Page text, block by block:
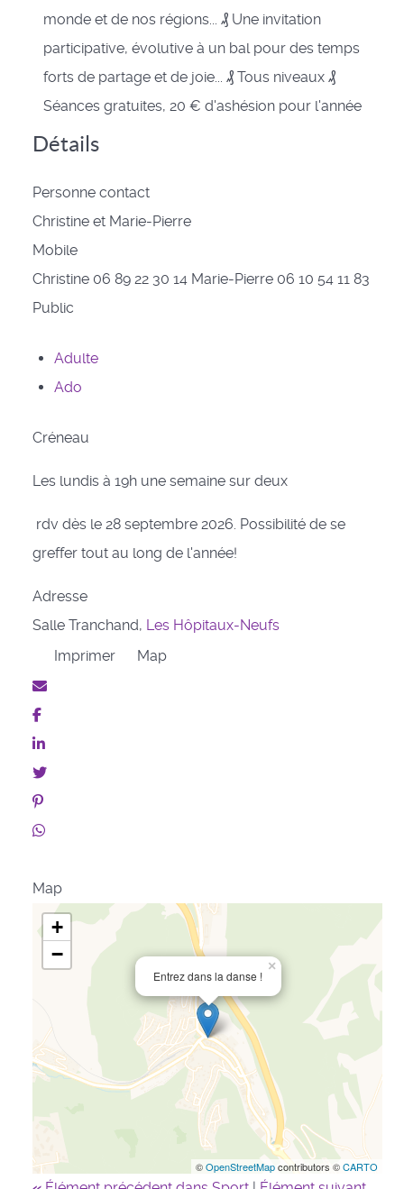
monde et de nos régions... ₰ Une invitation
participative, évolutive à un bal pour des temps
forts de partage et de joie... ₰ Tous niveaux ₰
Séances gratuites, 20 € d'ashésion pour l'année
Détails
Personne contact
Christine et Marie-Pierre
Mobile
Christine 06 89 22 30 14 Marie-Pierre 06 10 54 11 83
Public
Adulte
Ado
Créneau
Les lundis à 19h une semaine sur deux
rdv dès le 28 septembre 2026. Possibilité de se
greffer tout au long de l'année!
Adresse
Salle Tranchand, Les Hôpitaux-Neufs
Imprimer
Map
Map
Entrez dans la danse !
×
+
−
©OpenStreetMapcontributors ©CARTO